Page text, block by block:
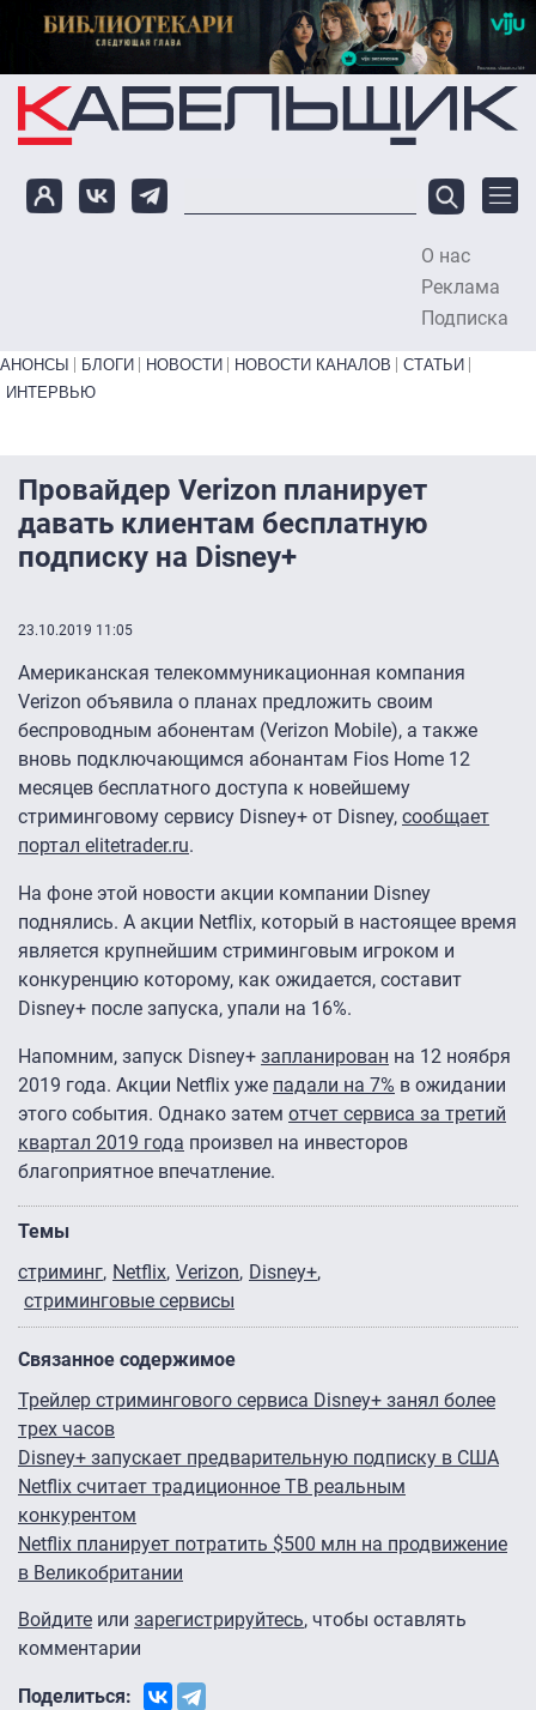
Перейти к основному содержанию
О нас
Реклама
Подписка
Primary links bottom
АНОНСЫ БЛОГИ НОВОСТИ НОВОСТИ КАНАЛОВ
СТАТЬИ
ИНТЕРВЬЮ
Провайдер Verizon планирует
давать клиентам бесплатную
подписку на Disney+
23.10.2019 11:05
Американская телекоммуникационная компания
Verizon объявила о планах предложить своим
беспроводным абонентам (Verizon Mobile), а также
вновь подключающимся абонантам Fios Home 12
месяцев бесплатного доступа к новейшему
стриминговому сервису Disney+ от Disney, сообщает
портал elitetrader.ru.
На фоне этой новости акции компании Disney
поднялись. А акции Netflix, который в настоящее время
является крупнейшим стриминговым игроком и
конкуренцию которому, как ожидается, составит
Disney+ после запуска, упали на 16%.
Напомним, запуск Disney+ запланирован на 12 ноября
2019 года. Акции Netflix уже падали на 7% в ожидании
этого события. Однако затем отчет сервиса за третий
квартал 2019 года произвел на инвесторов
благоприятное впечатление.
Темы
стриминг Netflix Verizon Disney+
стриминговые сервисы
Связанное содержимое
Трейлер стримингового сервиса Disney+ занял более
трех часов
Disney+ запускает предварительную подписку в США
Netflix считает традиционное ТВ реальным
конкурентом
Netflix планирует потратить $500 млн на продвижение
в Великобритании
Войдите или зарегистрируйтесь, чтобы оставлять
комментарии
Поделиться: